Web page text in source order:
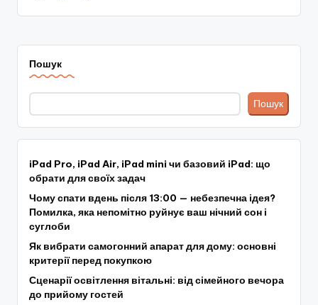
Пошук
Пошук
iPad Pro, iPad Air, iPad mini чи базовий iPad: що
обрати для своїх задач
Чому спати вдень після 13:00 — небезпечна ідея?
Помилка, яка непомітно руйнує ваш нічний сон і
суглоби
Як вибрати самогонний апарат для дому: основні
критерії перед покупкою
Сценарії освітлення вітальні: від сімейного вечора
до прийому гостей